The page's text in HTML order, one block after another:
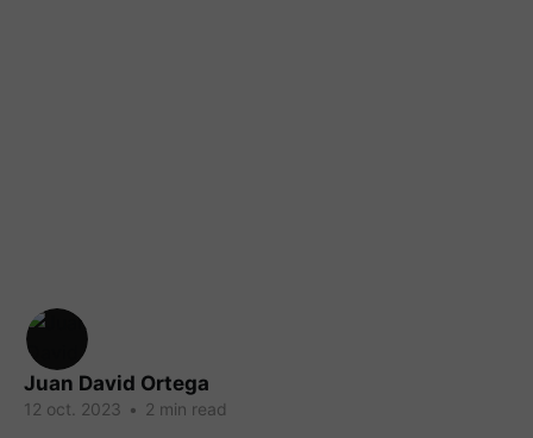
Juan David Ortega
12 oct. 2023 • 2 min read